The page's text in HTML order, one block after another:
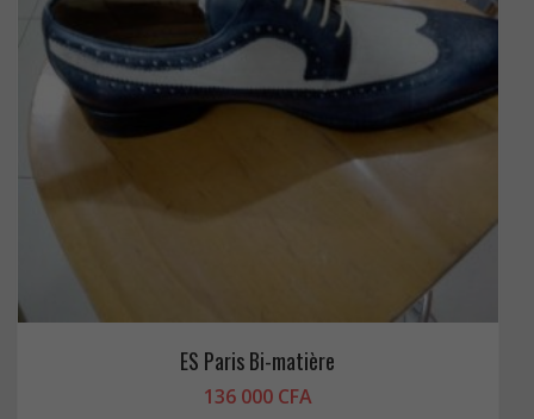
ES Paris Bi-matière
136 000 CFA